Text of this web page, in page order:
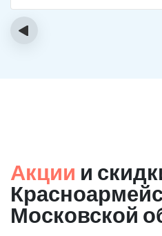
никаких стрессовых
‹
Акции и
Московской